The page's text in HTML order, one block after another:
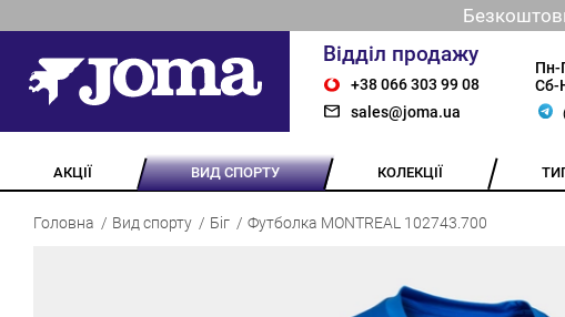
Відділ продажу
+38 066 303 99 08
sales@joma.ua
Пн-
Сб-
АКЦІЇ ВИД СПОРТУ КОЛЕКЦІЇ
Головна Вид спорту Біг Футболка MONTREAL 102743.700